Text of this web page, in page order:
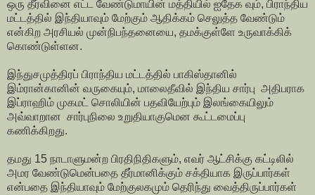
ஒரு தீர்வினை எட்ட வேண்டுமாயின் மத்தியில் ஐதேக வும், பிராந்திய
மட்டத்தில் இந்தியாவும் மேற்கும் ஆதிக்கம் செலுத்த வேண்டும்
என்கிற அரசியல் முன்நிபந்தனையை, தமக்குள்ளே உருவாக்கிக்
கொண்டுள்ளன.
இந்துசமுத்திரப் பிராந்திய மட்டத்தில் பாகிஸ்தானில்
இம்ரான்கானின் வருகையும், மாலைதீவில் இந்திய சார்பு அதிபராக
இப்ராஹிம் முகமட் சொலியின் பதவியேற்பும் இலங்கையிலும்
அவ்வாறான சார்புநிலை உறுதியாகுமென கூட்டமைப்பு
கணிக்கிறது.
தமது 15 நாடாளுமன்ற பிரதிநிதிகளும், எவர் ஆட்சிக்கு கட்டிலில்
அமர வேண்டுமென்பதை தீர்மானிக்கும் சக்தியாக இருப்பார்கள்
என்பதை இந்தியாவும் மேற்குலகமும் தெரிந்து வைத்திருப்பார்கள்